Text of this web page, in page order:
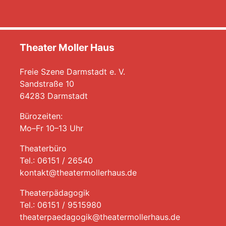
Theater Moller Haus
Freie Szene Darmstadt e. V.
Sandstraße 10
64283 Darmstadt
Bürozeiten:
Mo–Fr 10–13 Uhr
Theaterbüro
Tel.: 06151 / 26540
kontakt@theatermollerhaus.de
Theaterpädagogik
Tel.: 06151 / 9515980
theaterpaedagogik@theatermollerhaus.de